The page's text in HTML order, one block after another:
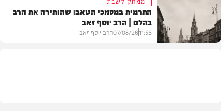
דעות
התרמית במסמכי הטאבו שהותירה את הרב
בהלם | הרב יוסף זאב
11:55
07/08/26הרב יוסף זאב